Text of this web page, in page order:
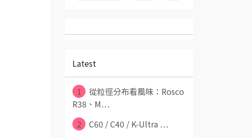
Latest
1
從粒徑分布看風味：Rosco
R38、M⋯
2
C60 / C40 / K-Ultra ⋯